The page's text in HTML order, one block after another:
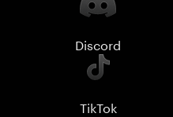
Discord
TikTok